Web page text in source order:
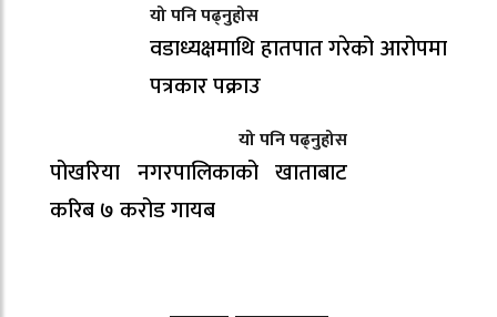
यो पनि पढ्नुहोस
वडाध्यक्षमाथि हातपात गरेको आरोपमा
पत्रकार पक्राउ
यो पनि पढ्नुहोस
पोखरिया नगरपालिकाको खाताबाट
करिब ७ करोड गायब